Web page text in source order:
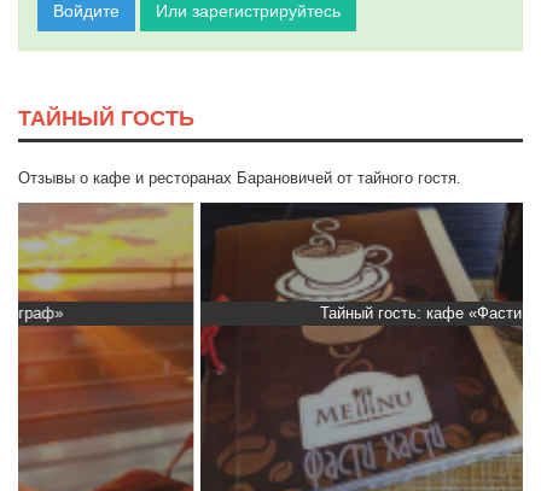
Войдите Или зарегистрируйтесь
ТАЙНЫЙ ГОСТЬ
Отзывы о кафе и ресторанах Барановичей от тайного гостя.
Тайный гость: кафе «Фасти Хасти»